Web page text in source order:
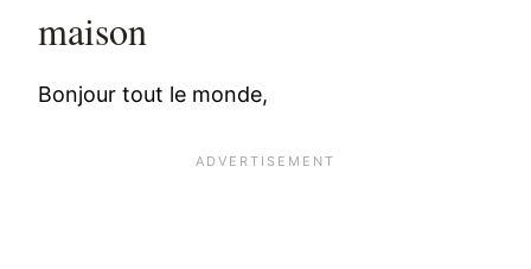
maison
Bonjour tout le monde,